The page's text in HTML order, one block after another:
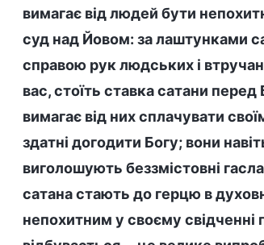
вимагає від людей бути
суд над Йовом: за лаштунками
справою рук людських і
вас, стоїть ставка сатани
вимагає від них сплачувати
здатні догодити Богу; вони
виголошують беззмістовні
сатана стають до герцю в
непохитним у своєму